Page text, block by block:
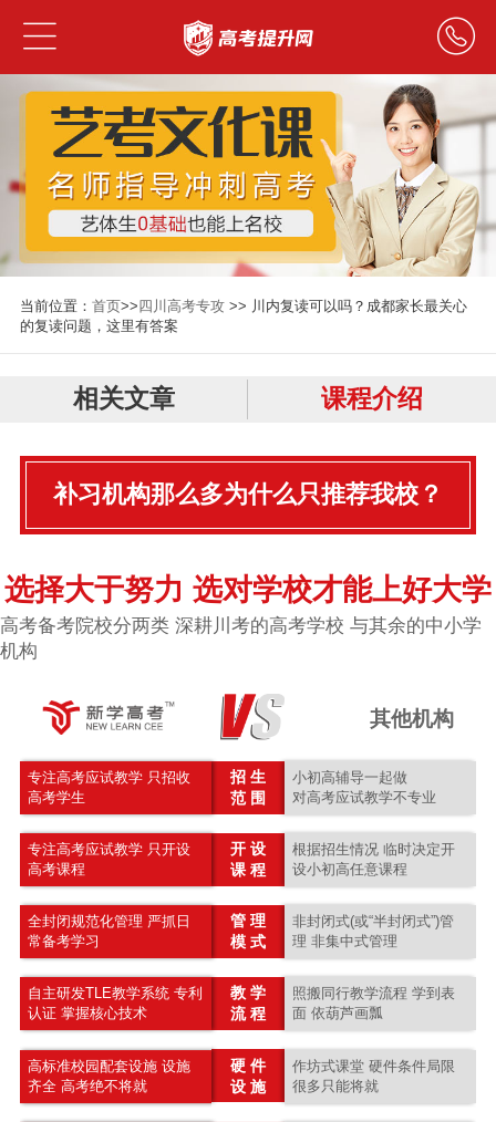
当前位置： 首页>>四川高考专攻>> 川内复读可以吗？成都家长最关心
的复读问题，这里有答案
相关文章 课程介绍
补习机构那么多为什么只推荐我校？
选择大于努力 选对学校才能上好大学
高考备考院校分两类 深耕川考的高考学校 与其余的中小学
机构
其他机构
专注高考应试教学 只招收
高考学生
招 生
范 围
小初高辅导一起做
对高考应试教学不专业
专注高考应试教学 只开设
高考课程
开 设
课 程
根据招生情况 临时决定开
设小初高任意课程
全封闭规范化管理 严抓日
常备考学习
管 理
模 式
非封闭式(或“半封闭式”)管
理 非集中式管理
自主研发TLE教学系统 专利
认证 掌握核心技术
教 学
流 程
照搬同行教学流程 学到表
面 依葫芦画瓢
高标准校园配套设施 设施
齐全 高考绝不将就
硬 件
设 施
作坊式课堂 硬件条件局限
很多只能将就